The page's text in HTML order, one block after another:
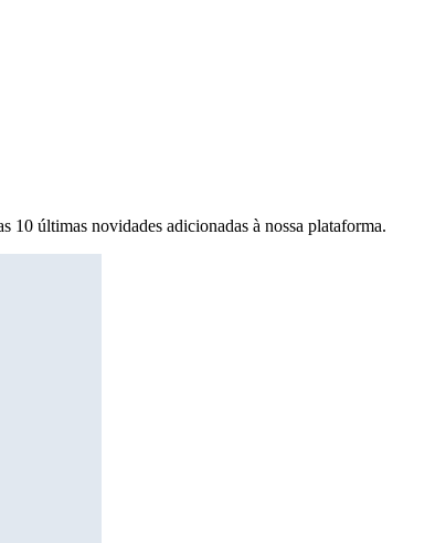
últimas novidades adicionadas à nossa plataforma.